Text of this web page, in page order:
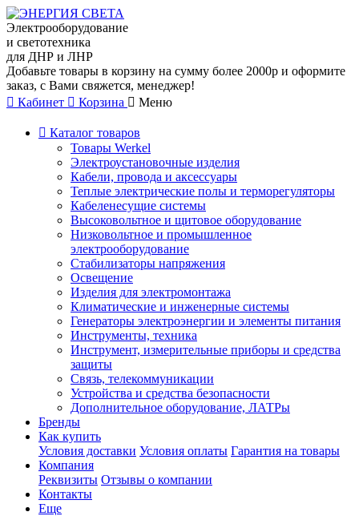
Электрооборудование
и светотехника
для ДНР и ЛНР
Добавьте товары в корзину на сумму более 2000р и оформите
заказ, с Вами свяжется, менеджер!
Кабинет
Корзина Меню
Каталог товаров
Товары Werkel
Электроустановочные изделия
Кабели, провода и аксессуары
Теплые электрические полы и терморегуляторы
Кабеленесущие системы
Высоковольтное и щитовое оборудование
Низковольтное и промышленное
электрооборудование
Стабилизаторы напряжения
Освещение
Изделия для электромонтажа
Климатические и инженерные системы
Генераторы электроэнергии и элементы питания
Инструменты, техника
Инструмент, измерительные приборы и средства
защиты
Связь, телекоммуникации
Устройства и средства безопасности
Дополнительное оборудование, ЛАТРы
Бренды
Как купить
Условия доставки Условия оплаты Гарантия на товары
Компания
Реквизиты Отзывы о компании
Контакты
Еще